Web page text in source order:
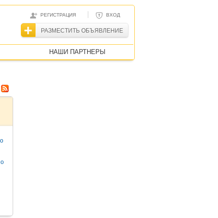
РЕГИСТРАЦИЯ | ВХОД
РАЗМЕСТИТЬ ОБЪЯВЛЕНИЕ
НАШИ ПАРТНЕРЫ